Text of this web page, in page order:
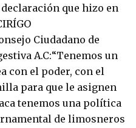
que hizo en
Ciudadano de
A.C:“Tenemos un
con el poder, con el
para que le asignen
tenemos una política
de limosneros